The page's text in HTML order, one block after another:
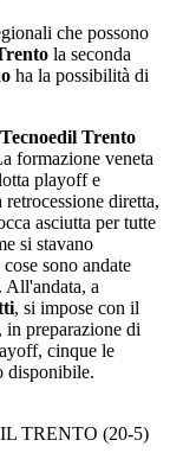
che possono
la seconda
ha la possibilità di
Tecnoedil Trento
formazione veneta
playoff e
diretta,
asciutta per tutte
si stavano
sono andate
All'andata, a
, si impose con il
preparazione di
cinque le
disponibile.
TRENTO (20-5)